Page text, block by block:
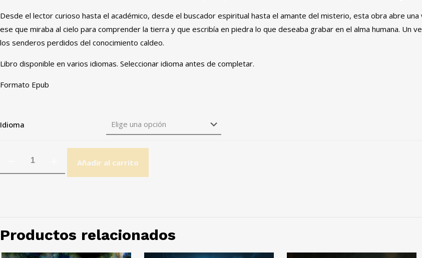
Desde el lector curioso hasta el académico, desde el buscador espiritual hasta el amante del misterio, esta obra abre una
ese que miraba al cielo para comprender la tierra y que escribía en piedra lo que deseaba grabar en el alma humana. Un
los senderos perdidos del conocimiento caldeo.
Libro disponible en varios idiomas. Seleccionar idioma antes de completar.
Formato Epub
Idioma
Añadir al carrito
Productos relacionados